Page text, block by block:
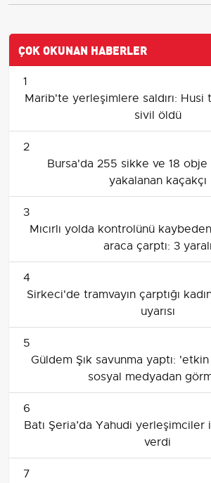
ÇOK OKUNAN HABERLER
1
Marib'te yerleşimlere saldırı: Husi
sivil öldü
2
Bursa'da 255 sikke ve 18
yakalanan kaçakçı
3
Mıcırlı yolda kontrolünü
araca çarptı: 3 yaralı
4
Sirkeci'de tramvayın çarptığı
uyarısı
5
Güldem Şık savunma yaptı: 'etkin
sosyal medyadan
6
Batı Şeria’da Yahudi
verdi
7